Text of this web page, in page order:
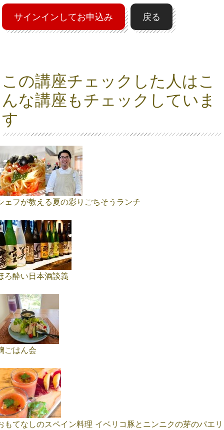
サインインしてお申込み 戻る
この講座チェックした人はこ
んな講座もチェックしていま
す
ェフが教える夏の彩りごちそうランチ
ろ酔い日本酒談義
ごはん会
もてなしのスペイン料理 イベリコ豚とニンニクの芽のパエリ